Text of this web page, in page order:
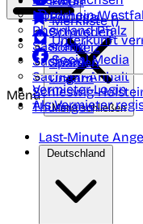
Nordrhein-
Rheinland Pfalz
Saarland
Sachsen
Sachsen-Anhalt
Schleswig-
Thüringen
Portugal
Schweden
Schweiz
Spanien
Ungarn
Merkliste ()
Unterkunft
Social Media
Vermieter-Login
Als Vermieter
Menü
Menü schließen
Last-Minute
Deutschland